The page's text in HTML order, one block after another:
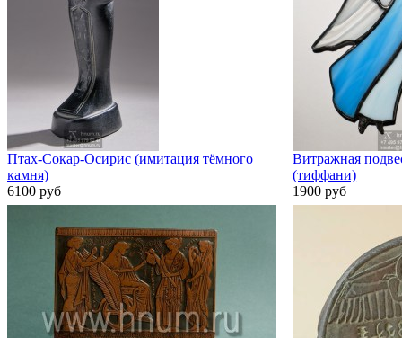
Птах-Сокар-Осирис (имитация тёмного
камня)
6100 руб
Витражная
(тиффани)
1900 руб